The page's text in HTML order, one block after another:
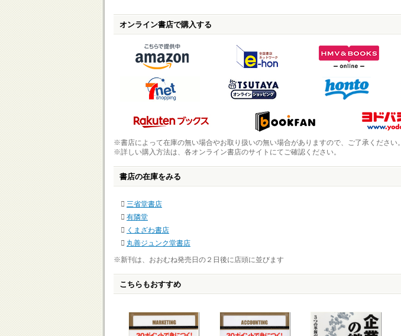
オンライン書店で購入する
※書店によって在庫の無い場合やお取り扱いの無い場合がありますので、ご了承ください。
※詳しい購入方法は、各オンライン書店のサイトにてご確認ください。
書店の在庫をみる
三省堂書店
有隣堂
くまざわ書店
丸善ジュンク堂書店
※新刊は、おおむね発売日の２日後に店頭に並びます
こちらもおすすめ